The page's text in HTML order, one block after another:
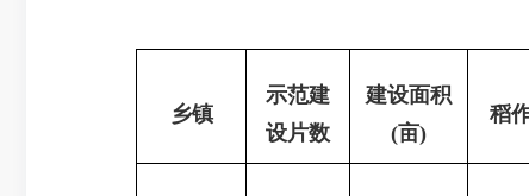
乡镇
示范建
设片数
建设面积
(亩)
稻